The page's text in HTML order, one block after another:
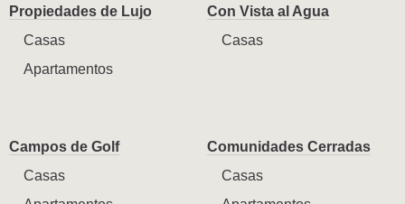
Propiedades de Lujo
Casas
Apartamentos
Con Vista al Agua
Casas
Campos de Golf
Casas
Comunidades Cerradas
Casas